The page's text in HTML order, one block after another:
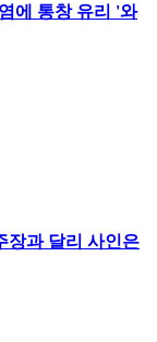
에 통창 유리 '와
장과 달리 사인은